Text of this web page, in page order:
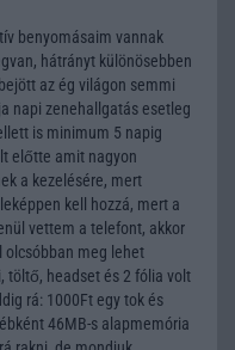
benyomásaim vannak
hátrányt különösebben
az ég világon semmi
napi zenehallgatás esetleg
is minimum 5 napig
előtte amit nagyon
a kezelésére, mert
kell hozzá, mert a
vettem a telefont, akkor
olcsóbban meg lehet
töltő, headset és 2 fólia volt
rá: 1000Ft egy tok és
46MB-s alapmemória